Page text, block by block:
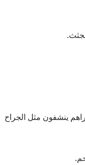
ينشفون مثل الجراح